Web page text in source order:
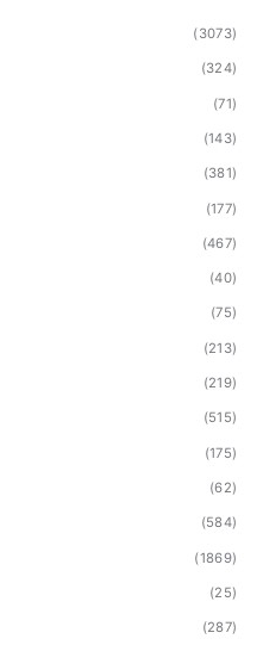
(3073)
(324)
(71)
(143)
(381)
(177)
(467)
(40)
(75)
(213)
(219)
(515)
(175)
(62)
(584)
(1869)
(25)
(287)